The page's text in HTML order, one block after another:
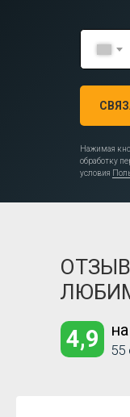
Нажимая
обработку
условия
55
4,9